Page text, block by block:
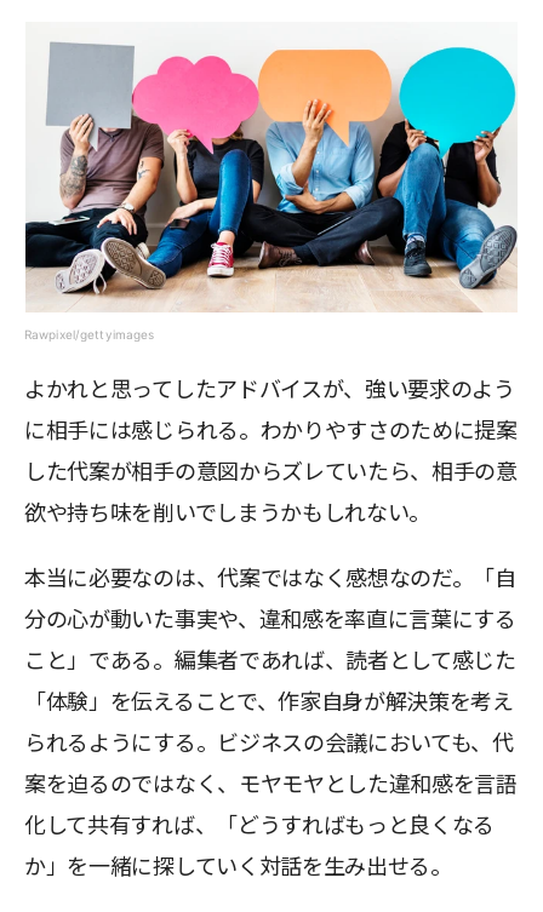
Rawpixel/gettyimages
よかれと思ってしたアドバイスが、強い要求のよう
に相手には感じられる。わかりやすさのために提案
した代案が相手の意図からズレていたら、相手の意
欲や持ち味を削いでしまうかもしれない。
本当に必要なのは、代案ではなく感想なのだ。「自
分の心が動いた事実や、違和感を率直に言葉にする
こと」である。編集者であれば、読者として感じた
「体験」を伝えることで、作家自身が解決策を考え
られるようにする。ビジネスの会議においても、代
案を迫るのではなく、モヤモヤとした違和感を言語
化して共有すれば、「どうすればもっと良くなる
か」を一緒に探していく対話を生み出せる。